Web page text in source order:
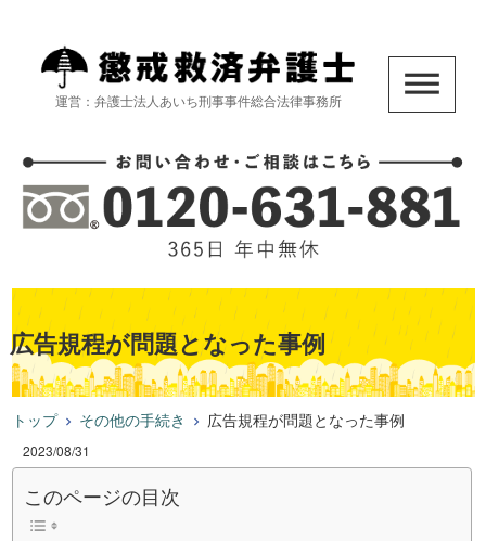
運営：弁護士法人あいち刑事事件総合法律事務所
広告規程が問題となった事例
トップ その他の手続き 広告規程が問題となった事例
2023/08/31
このページの目次